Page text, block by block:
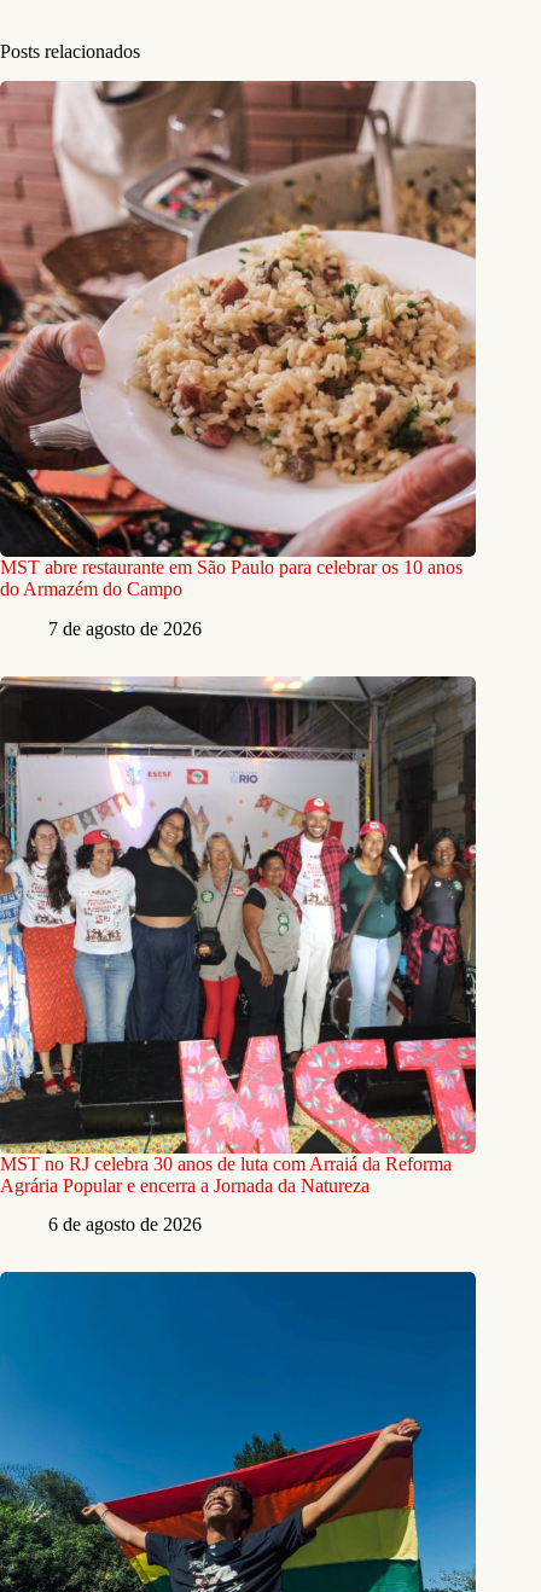
Posts relacionados
MST abre restaurante em São Paulo para celebrar os 10 anos
do Armazém do Campo
7 de agosto de 2026
MST no RJ celebra 30 anos de luta com Arraiá da Reforma
Agrária Popular e encerra a Jornada da Natureza
6 de agosto de 2026